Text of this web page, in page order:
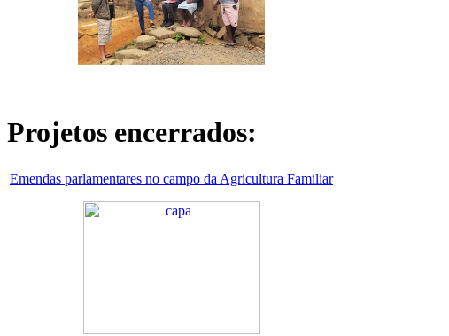
Projetos encerrados:
Emendas parlamentares no campo da Agricultura Familiar